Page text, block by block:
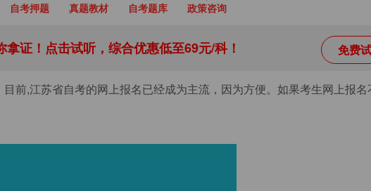
自考押题 真题教材 自考题库 政策咨询
免费
拿证！点击试听，综合优惠低至69元/科！
前,江苏省自考的网上报名已经成为主流，因为方便。如果考生网上报名